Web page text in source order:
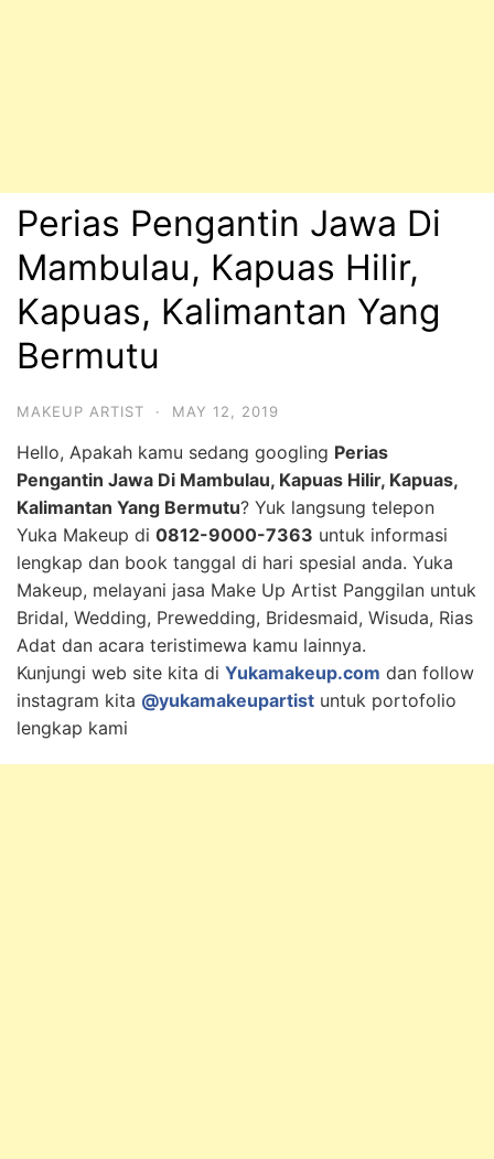
Perias Pengantin Jawa Di
Mambulau, Kapuas Hilir,
Kapuas, Kalimantan Yang
Bermutu
MAKEUP ARTIST · MAY 12, 2019
Hello, Apakah kamu sedang googling Perias
Pengantin Jawa Di Mambulau, Kapuas Hilir, Kapuas,
Kalimantan Yang Bermutu? Yuk langsung telepon
Yuka Makeup di 0812-9000-7363 untuk informasi
lengkap dan book tanggal di hari spesial anda. Yuka
Makeup, melayani jasa Make Up Artist Panggilan untuk
Bridal, Wedding, Prewedding, Bridesmaid, Wisuda, Rias
Adat dan acara teristimewa kamu lainnya.
Kunjungi web site kita di Yukamakeup.com dan follow
instagram kita @yukamakeupartist untuk portofolio
lengkap kami